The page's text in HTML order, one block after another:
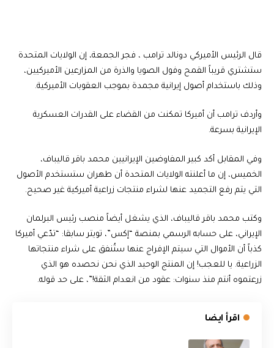
قال الرئيس الأميركي دونالد ترامب ، فجر الجمعة، إن الولايات المتحدة
ستشتري قريباً القمح وفول الصويا والذرة من المزارعين الأميركيين،
وذلك باستخدام أصول إيرانية مجمدة بموجب العقوبات الأميركية.
وأردف ترامب أن أميركا تمكنت من القضاء على القدرات العسكرية
الإيرانية بسرعة.
وفي المقابل أكد كبير المفاوضين الإيرانيين محمد باقر قاليباف،
الخميس، إن ما أعلنته الولايات المتحدة أن طهران ستستخدم الأصول
التي يتم رفع التجميد عنها لشراء منتجات زراعية أميركية غير صحيح.
وكتب محمد باقر قاليباف، الذي يشغل أيضاً منصب رئيس البرلمان
الإيراني، على حسابه الرسمي بمنصة “إكس”، تويتر سابقا: “تدّعي أميركا
كذباً أن الأموال التي سيتم الإفراج عنها ستُنفق على شراء منتجاتها
الزراعية. يا للعجب! إن المنتج الوحيد الذي نحن نحصده هو الذي
زرعتموه أنتم منذ سنوات: عقود من انعدام الثقة!”، على حد قوله.
اقرأ ايضا